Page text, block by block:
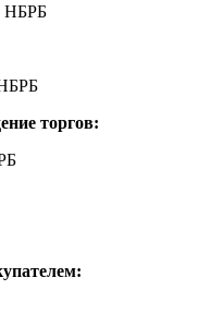
НБРБ
торгов: